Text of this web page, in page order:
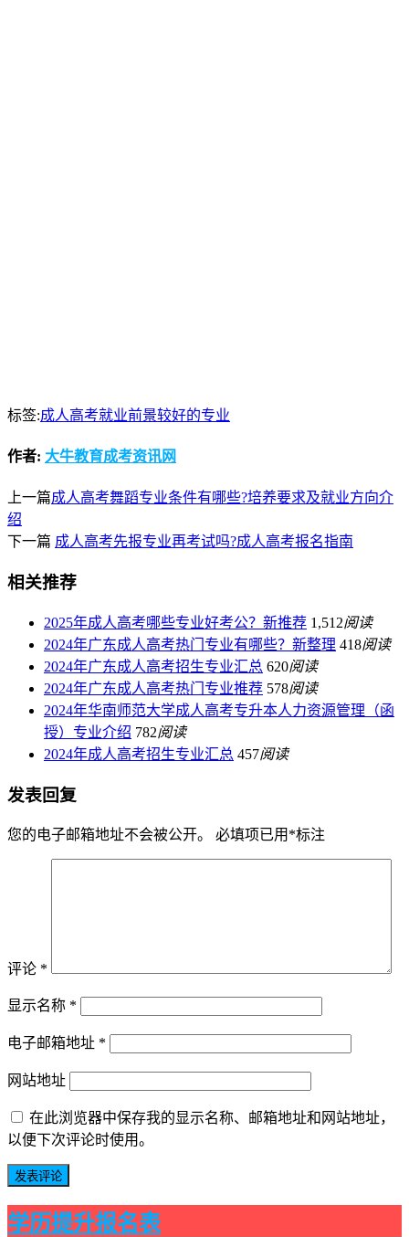
标签:成人高考就业前景较好的专业
作者: 大牛教育成考资讯网
上一篇成人高考舞蹈专业条件有哪些?培养要求及就业方向介
绍
下一篇 成人高考先报专业再考试吗?成人高考报名指南
相关推荐
2025年成人高考哪些专业好考公？新推荐 1,512阅读
2024年广东成人高考热门专业有哪些？新整理 418阅读
2024年广东成人高考招生专业汇总 620阅读
2024年广东成人高考热门专业推荐 578阅读
2024年华南师范大学成人高考专升本人力资源管理（函
授）专业介绍 782阅读
2024年成人高考招生专业汇总 457阅读
发表回复
您的电子邮箱地址不会被公开。 必填项已用 *标注
评论 *
显示名称 *
电子邮箱地址 *
网站地址
在此浏览器中保存我的显示名称、邮箱地址和网站地址，
以便下次评论时使用。
学历提升报名表